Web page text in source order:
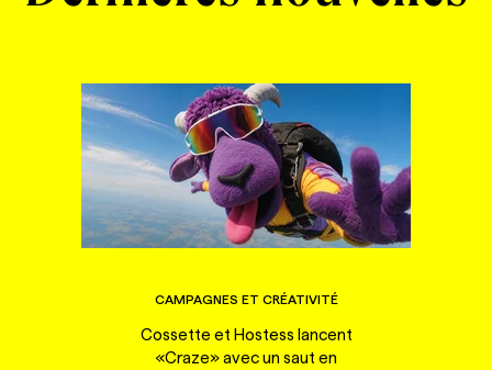
CAMPAGNES ET CRÉATIVITÉ
Cossette et Hostess lancent
«Craze» avec un saut en